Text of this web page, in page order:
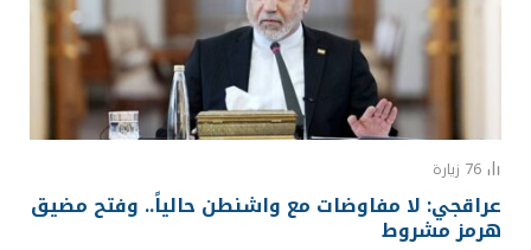
76 زيارة
عراقجي: لا مفاوضات مع واشنطن حالياً.. وفتح مضيق
هرمز مشروط